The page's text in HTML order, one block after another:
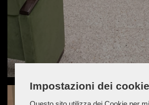
Impostazioni dei cookie